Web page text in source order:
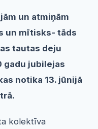
un atmiņām
un mītisks- tāds
tautas deju
gadu jubilejas
notika 13. jūnijā
kolektīva